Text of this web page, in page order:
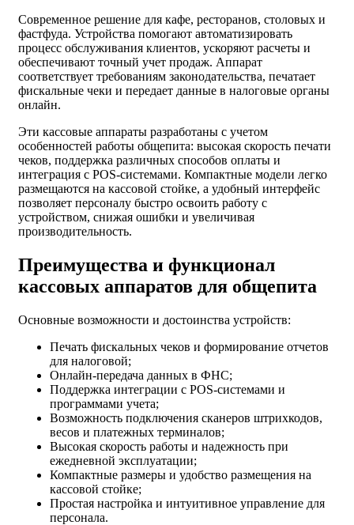
Современное решение для кафе, ресторанов, столовых и
фастфуда. Устройства помогают автоматизировать
процесс обслуживания клиентов, ускоряют расчеты и
обеспечивают точный учет продаж. Аппарат
соответствует требованиям законодательства, печатает
фискальные чеки и передает данные в налоговые органы
онлайн.
Эти кассовые аппараты разработаны с учетом
особенностей работы общепита: высокая скорость печати
чеков, поддержка различных способов оплаты и
интеграция с POS-системами. Компактные модели легко
размещаются на кассовой стойке, а удобный интерфейс
позволяет персоналу быстро освоить работу с
устройством, снижая ошибки и увеличивая
производительность.
Преимущества и функционал
кассовых аппаратов для общепита
Основные возможности и достоинства устройств:
Печать фискальных чеков и формирование отчетов
для налоговой;
Онлайн-передача данных в ФНС;
Поддержка интеграции с POS-системами и
программами учета;
Возможность подключения сканеров штрихкодов,
весов и платежных терминалов;
Высокая скорость работы и надежность при
ежедневной эксплуатации;
Компактные размеры и удобство размещения на
кассовой стойке;
Простая настройка и интуитивное управление для
персонала.